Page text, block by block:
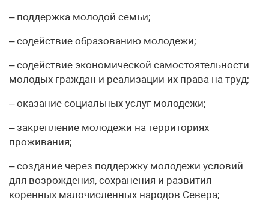
– поддержка молодой семьи;
– содействие образованию молодежи;
– содействие экономической самостоятельности
молодых граждан и реализации их права на труд;
– оказание социальных услуг молодежи;
– закрепление молодежи на территориях
проживания;
– создание через поддержку молодежи условий
для возрождения, сохранения и развития
коренных малочисленных народов Севера;